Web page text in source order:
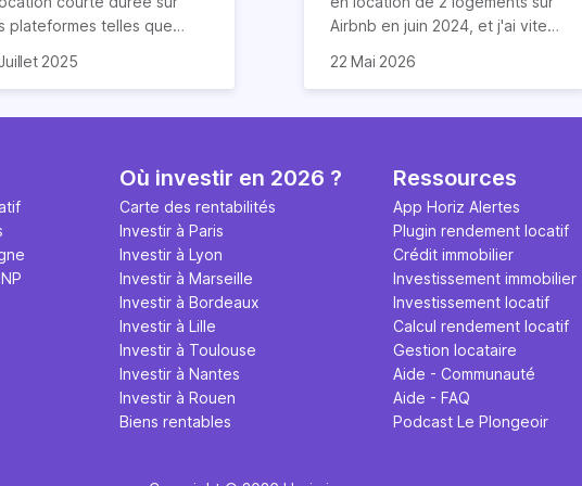
plateformes telles que
aux idées reçues sur
entendu) pour louer sur
encore ne pas être inquiété
préparez-vous à
vos rendements sur
tout en respectant les
du jeu !
2025
Airbnb en juin 2024, et j'ai vite
exceptionnels, une
petites attentions qui font
étoiles de la part de vos
de mon expérience
observer en discutant avec
d'autres hôtes de la
communauté Airbnb.
22 Mai 2026
Où investir en 2026 ?
Carte des rentabilités
Investir à Paris
Investir à Lyon
Investir à Marseille
Investir à Bordeaux
Investir à Lille
Investir à Toulouse
Investir à Nantes
Investir à Rouen
Biens rentables
Ressources
App Horiz Alertes
Plugin rendement locatif
Crédit immobilier
Investissement immobilier
Investissement locatif
Calcul rendement locatif
Gestion locataire
Aide - Communauté
Aide - FAQ
Podcast Le Plongeoir